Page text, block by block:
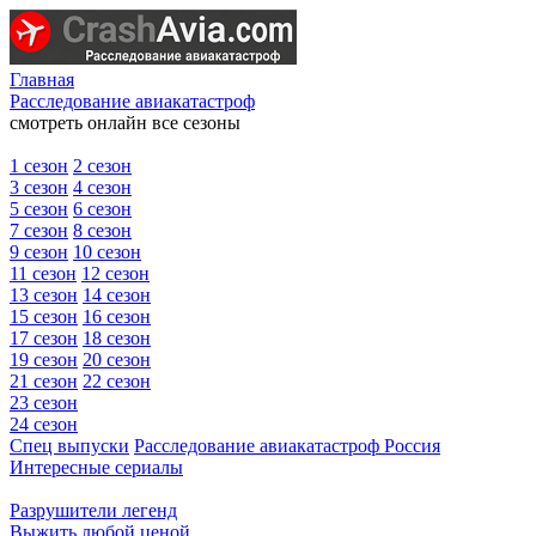
Главная
Расследование авиакатастроф
смотреть онлайн все сезоны
1 сезон 2 сезон
3 сезон 4 сезон
5 сезон 6 сезон
7 сезон 8 сезон
9 сезон 10 сезон
11 сезон 12 сезон
13 сезон 14 сезон
15 сезон 16 сезон
17 сезон 18 сезон
19 сезон 20 сезон
21 сезон 22 сезон
23 сезон
24 сезон
Спец выпуски Расследование авиакатастроф Россия
Интересные сериалы
Разрушители легенд
Выжить любой ценой